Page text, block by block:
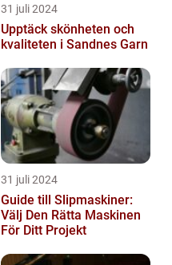
31 juli 2024
Upptäck skönheten och
kvaliteten i Sandnes Garn
31 juli 2024
Guide till Slipmaskiner:
Välj Den Rätta Maskinen
För Ditt Projekt